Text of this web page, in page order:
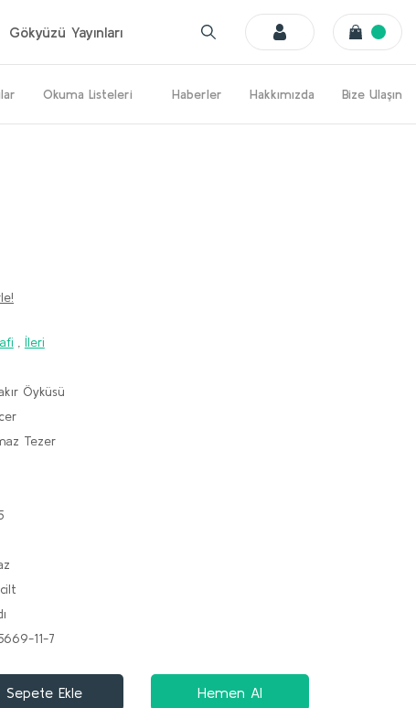
Gökyüzü Yayınları
Okuma Listeleri Haberler Hakkımızda Bize Ulaşın
İleri
Öyküsü
Tezer
11-7
Sepete Ekle Hemen Al